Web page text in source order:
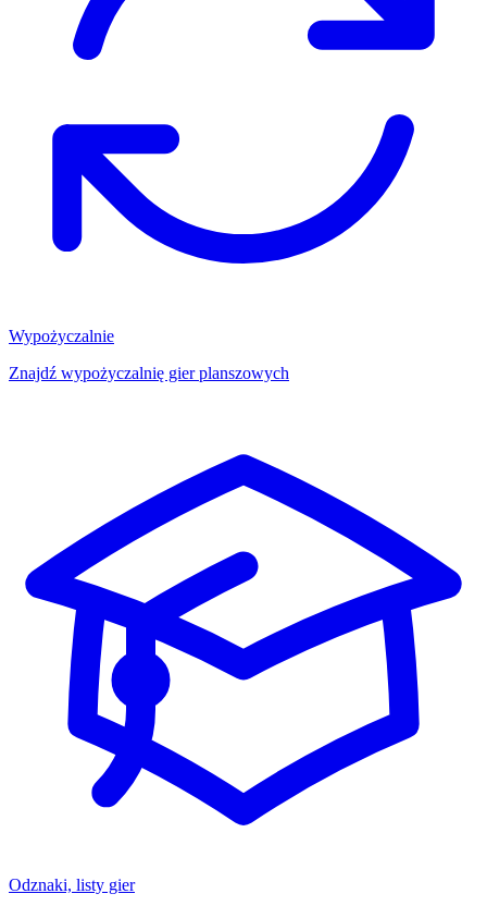
Wypożyczalnie
Znajdź wypożyczalnię gier planszowych
Odznaki, listy gier